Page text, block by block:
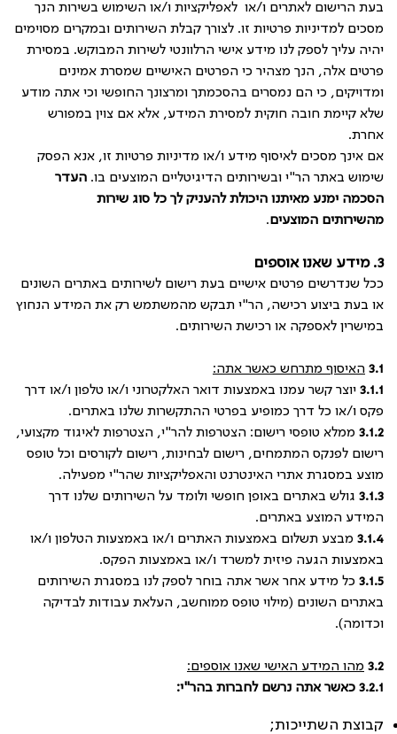
בעת הרישום לאתרים ו/או לאפליקציות ו/או השימוש בשירות הנך
מסכים למדיניות פרטיות זו. לצורך קבלת השירותים ובמקרים מסוימים
יהיה עליך לספק לנו מידע אישי הרלוונטי לשירות המבוקש. במסירת
פרטים אלה, הנך מצהיר כי הפרטים האישיים שמסרת אמינים
ומדויקים, כי הם נמסרים בהסכמתך ומרצונך החופשי וכי אתה מודע
שלא קיימת חובה חוקית למסירת המידע, אלא אם צוין במפורש
אחרת.
אם אינך מסכים לאיסוף מידע ו/או מדיניות פרטיות זו, אנא הפסק
שימוש באתר הר"י ובשירותים הדיגיטליים המוצעים בו. העדר
הסכמה ימנע מאיתנו היכולת להעניק לך כל סוג שירות
מהשירותים המוצעים.
3. מידע שאנו אוספים
ככל שנדרשים פרטים אישיים בעת רישום לשירותים באתרים השונים
או בעת ביצוע רכישה, הר"י תבקש מהמשתמש רק את המידע הנחוץ
במישרין לאספקה או רכישת השירותים.
3.1 האיסוף מתרחש כאשר אתה:
3.1.1 יוצר קשר עמנו באמצעות דואר האלקטרוני ו/או טלפון ו/או דרך
פקס ו/או כל דרך כמופיע בפרטי ההתקשרות שלנו באתרים.
3.1.2 ממלא טופסי רישום: הצטרפות להר"י, הצטרפות לאיגוד מקצועי,
רישום לפנקס המתמחים, רישום לבחינות, רישום לקורסים וכל טופס
מוצע במסגרת אתרי האינטרנט והאפליקציות שהר"י מפעילה.
3.1.3 גולש באתרים באופן חופשי ולומד על השירותים שלנו דרך
המידע המוצע באתרים.
3.1.4 מבצע תשלום באמצעות האתרים ו/או באמצעות הטלפון ו/או
באמצעות הגעה פיזית למשרד ו/או באמצעות הפקס.
3.1.5 כל מידע אחר אשר אתה בוחר לספק לנו במסגרת השירותים
באתרים השונים (מילוי טופס ממוחשב, העלאת עבודות לבדיקה
וכדומה).
3.2 מהו המידע האישי שאנו אוספים:
3.2.1 כאשר אתה נרשם לחברות בהר"י:
קבוצת השתייכות;